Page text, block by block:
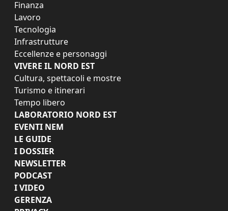
Finanza
Lavoro
Tecnologia
Infrastrutture
Eccellenze e personaggi
VIVERE IL NORD EST
Cultura, spettacoli e mostre
Turismo e itinerari
Tempo libero
LABORATORIO NORD EST
EVENTI NEM
LE GUIDE
I DOSSIER
NEWSLETTER
PODCAST
I VIDEO
GERENZA